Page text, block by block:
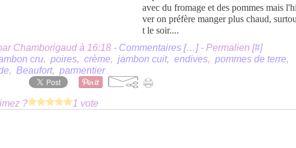
avec du fromage et des pommes mais l'hi
ver on préfère manger plus chaud, surtou
t le soir....
Chamborigaud à 16:18 - Commentaires […]- Permalien [#]
cru, poires, crème, jambon cuit, endives, pommes de terre,
, Beaufort, parmentier
? 1 vote